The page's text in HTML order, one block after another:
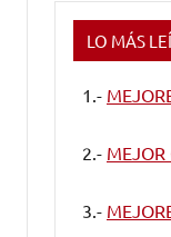
LO MÁS
1.-
2.-
3.-